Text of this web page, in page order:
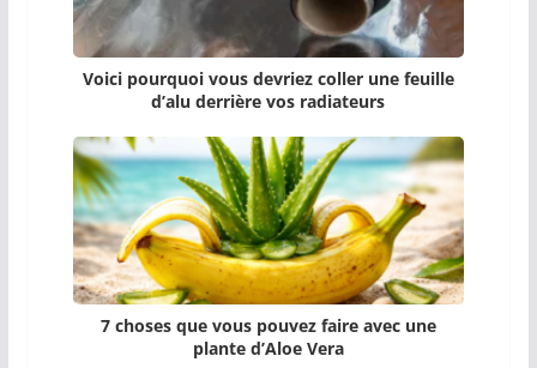
Voici pourquoi vous devriez coller une feuille
d’alu derrière vos radiateurs
7 choses que vous pouvez faire avec une
plante d’Aloe Vera